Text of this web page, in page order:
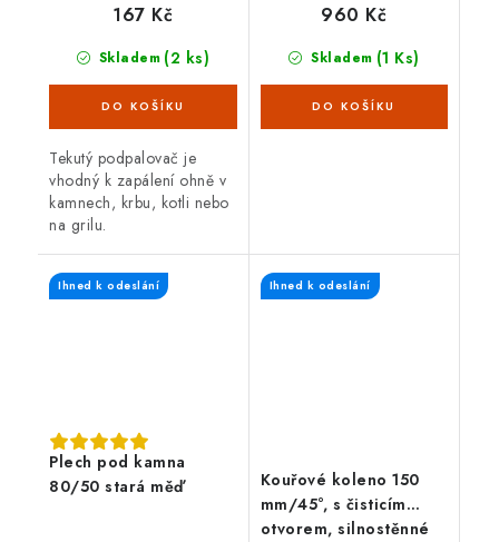
Skladem (2 ks)
167 Kč
Tekutý podpalovač je
vhodný k zapálení ohně v
kamnech, krbu, kotli nebo
na grilu.
Skladem (1 Ks)
960 Kč
Plech pod kamna
80/50 stará měď
Ihned k odeslání
Kouřové koleno 150
mm/45°, s čisticím
otvorem, silnostěnné
Ihned k odeslání